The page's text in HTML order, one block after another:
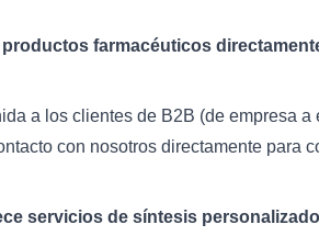
farmacéuticos
a los clientes de B2B (de empresa
con nosotros directamente para
servicios de síntesis